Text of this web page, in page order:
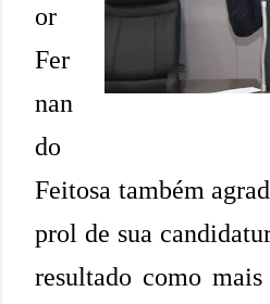
or
Fer
nan
do
Feitosa também
prol de sua
resultado como